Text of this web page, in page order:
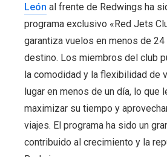
León al frente de Redwings ha
programa exclusivo «Red Jets
garantiza vuelos en menos de
destino. Los miembros del club
la comodidad y la flexibilidad de
lugar en menos de un día, lo que
maximizar su tiempo y
viajes. El programa ha sido un
contribuido al crecimiento y la